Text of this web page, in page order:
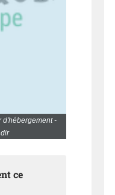
d'hébergement -
ce